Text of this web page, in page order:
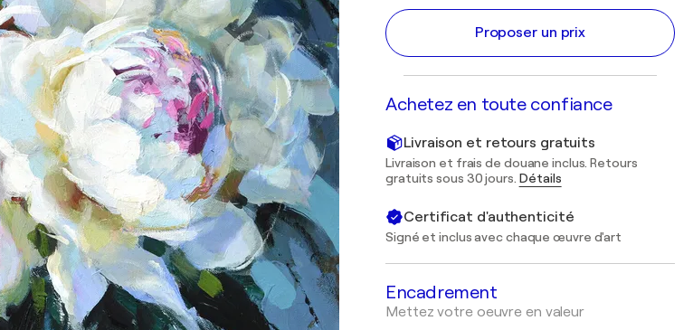
Proposer un prix
Achetez en toute confiance
Livraison et retours gratuits
Livraison et frais de douane inclus. Retours
gratuits sous 30 jours. Détails
Certificat d'authenticité
Signé et inclus avec chaque œuvre d'art
Encadrement
Mettez votre oeuvre en valeur